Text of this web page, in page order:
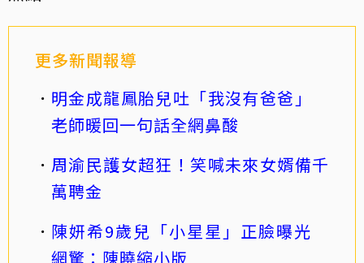
更多新聞報導
明金成龍鳳胎兒吐「我沒有爸爸」
老師暖回一句話全網鼻酸
周渝民護女超狂！笑喊未來女婿備千
萬聘金
陳妍希9歲兒「小星星」正臉曝光
網驚：陳曉縮小版